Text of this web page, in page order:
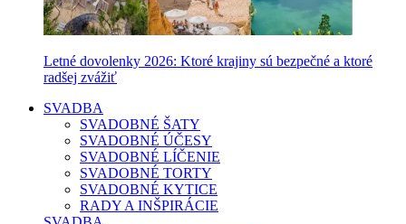
Letné dovolenky 2026: Ktoré krajiny sú bezpečné a ktoré
radšej zvážiť
SVADBA
SVADOBNÉ ŠATY
SVADOBNÉ ÚČESY
SVADOBNÉ LÍČENIE
SVADOBNÉ TORTY
SVADOBNÉ KYTICE
RADY A INŠPIRÁCIE